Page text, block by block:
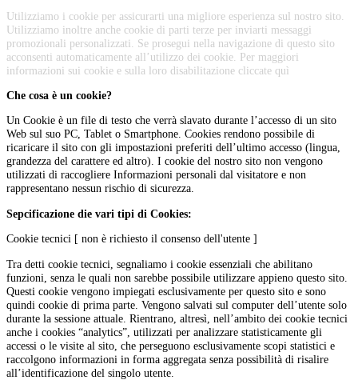
Utilizziamo i cookie per assicurarti una migliore esperienza sul nostro sito.
Utilizziamo inoltre anche cookie di parti terze per inviarti messaggi
promozionali personalizzati. Se prosegui nella navigazione di questo sito
acconsenti automaticamente all’utilizzo dei cookie. Per maggiori
informazioni sui cookie e sulla loro disabilitazione cliccate quì
Che cosa è un cookie?
Un Cookie è un file di testo che verrà slavato durante l’accesso di un sito
Web sul suo PC, Tablet o Smartphone. Cookies rendono possibile di
ricaricare il sito con gli impostazioni preferiti dell’ultimo accesso (lingua,
grandezza del carattere ed altro). I cookie del nostro sito non vengono
utilizzati di raccogliere Informazioni personali dal visitatore e non
rappresentano nessun rischio di sicurezza.
Sepcificazione die vari tipi di Cookies:
Cookie tecnici [ non è richiesto il consenso dell'utente ]
Tra detti cookie tecnici, segnaliamo i cookie essenziali che abilitano
funzioni, senza le quali non sarebbe possibile utilizzare appieno questo sito.
Questi cookie vengono impiegati esclusivamente per questo sito e sono
quindi cookie di prima parte. Vengono salvati sul computer dell’utente solo
durante la sessione attuale. Rientrano, altresì, nell’ambito dei cookie tecnici
anche i cookies “analytics”, utilizzati per analizzare statisticamente gli
accessi o le visite al sito, che perseguono esclusivamente scopi statistici e
raccolgono informazioni in forma aggregata senza possibilità di risalire
all’identificazione del singolo utente.